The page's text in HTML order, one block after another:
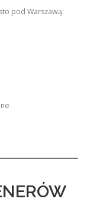
pod Warszawą: